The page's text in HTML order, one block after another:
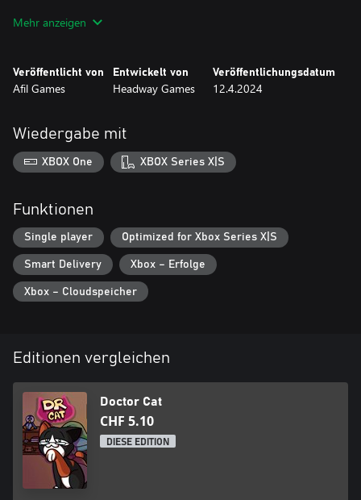
persönlichem Wachstum. Du wirst von bezaubernden Rätseln
sind die Traumata, mit denen sich die Katzen im Spiel konfrontiert
sehen, von echten Erfahrungen inspiriert, was die Erfahrung noch
Mit Doctor Cat wirst du eine aufregende, fesselnde und
mitreißende Erfahrung machen, die voller wichtiger Lektionen
über die Bedeutung der Fürsorge und Unterstützung für andere
verlieben und dich auf eine einzigartige und transformative Reise
Mehr anzeigen
Veröffentlicht von
Afil Games
Entwickelt von
Headway Games
Veröffentlichungsdatum
12.4.2024
Wiedergabe mit
XBOX One XBOX Series X|S
Funktionen
Single player Optimized for Xbox Series X|S
Smart Delivery Xbox – Erfolge
Xbox – Cloudspeicher
Editionen vergleichen
Doctor Cat
CHF 5.10
DIESE EDITION